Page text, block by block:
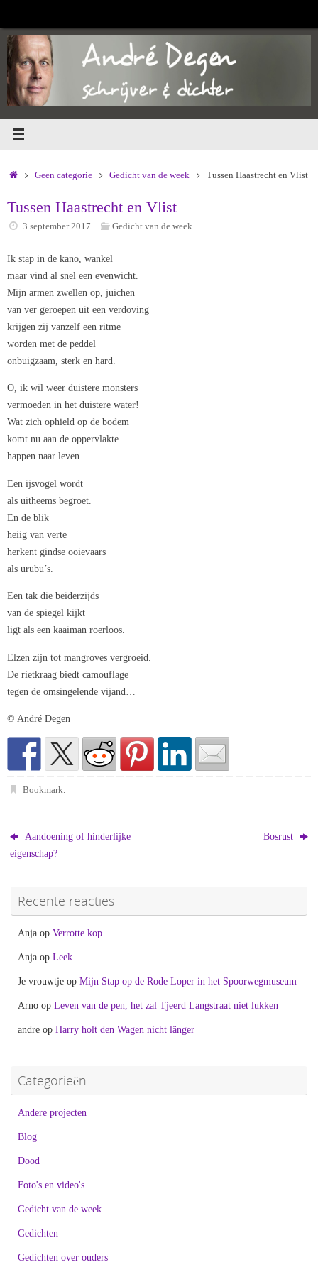
de
inhoud
HomeGeen categorie Gedicht van de week Tussen Haastrecht en Vlist
Tussen Haastrecht en Vlist
3 september 2017 Gedicht van de week
Ik stap in de kano, wankel
maar vind al snel een evenwicht.
Mijn armen zwellen op, juichen
van ver geroepen uit een verdoving
krijgen zij vanzelf een ritme
worden met de peddel
onbuigzaam, sterk en hard.
O, ik wil weer duistere monsters
vermoeden in het duistere water!
Wat zich ophield op de bodem
komt nu aan de oppervlakte
happen naar leven.
Een ijsvogel wordt
als uitheems begroet.
En de blik
heiig van verte
herkent gindse ooievaars
als urubu’s.
Een tak die beiderzijds
van de spiegel kijkt
ligt als een kaaiman roerloos.
Elzen zijn tot mangroves vergroeid.
De rietkraag biedt camouflage
tegen de omsingelende vijand…
© André Degen
Bookmark
Aandoening of hinderlijke
eigenschap?
Bosrust
Recente reacties
Anja op Verrotte kop
Anja op Leek
Je vrouwtje op Mijn Stap op de Rode Loper in het Spoorwegmuseum
Arno op Leven van de pen, het zal Tjeerd Langstraat niet lukken
andre op Harry holt den Wagen nicht länger
Categorieën
Andere projecten
Blog
Dood
Foto's en video's
Gedicht van de week
Gedichten
Gedichten over ouders